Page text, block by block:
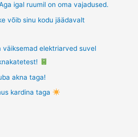
igal ruumil on oma vajadused.
võib sinu kodu jäädavalt
väiksemad elektriarved suvel
akna taga!
kardina taga